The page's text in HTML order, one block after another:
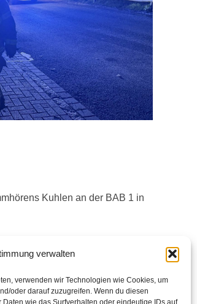
verwalten
verwenden wir Technologien wie Cookies, um
oder darauf zuzugreifen. Wenn du diesen
wie das Surfverhalten oder eindeutige IDs auf
Kuhlen an der BAB 1 in
führte daraufhin